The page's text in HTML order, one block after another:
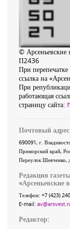
©
П2436
При
ссылка на
При
работающая
страницу сайта:
Почтовый
690091, г.
Приморский край,
Переулок Шевченко,
Редакция
«Арсеньевские
Телефон: +7 (423)
E-mail:
Редактор: